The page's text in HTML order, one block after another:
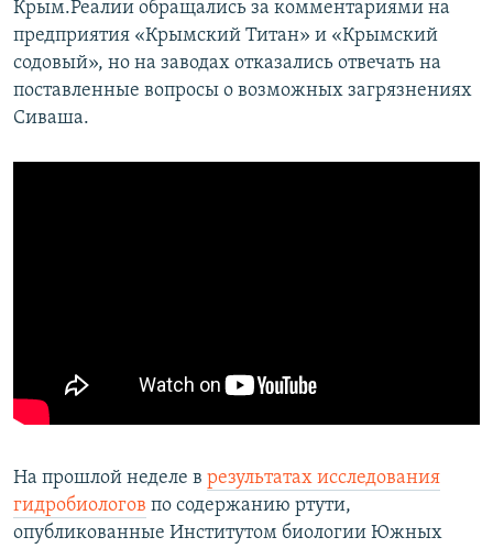
Крым.Реалии обращались за комментариями на
предприятия «Крымский Титан» и «Крымский
содовый», но на заводах отказались отвечать на
поставленные вопросы о возможных загрязнениях
Сиваша.
На прошлой неделе в результатах исследования
гидробиологов по содержанию ртути,
опубликованные Институтом биологии Южных